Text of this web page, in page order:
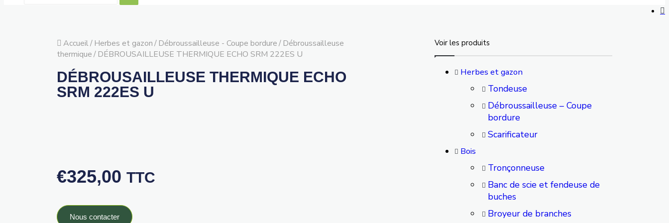
Accueil/Herbes et gazon/Débroussailleuse - Coupe bordure/Débroussailleuse
thermique/DÉBROUSAILLEUSE THERMIQUE ECHO SRM 222ES U
DÉBROUSAILLEUSE THERMIQUE ECHO
SRM 222ES U
€325,00 TTC
Nous contacter
Voir les produits
Herbes et gazon
Tondeuse
Débroussailleuse – Coupe
bordure
Scarificateur
Bois
Tronçonneuse
Banc de scie et fendeuse de
buches
Broyeur de branches